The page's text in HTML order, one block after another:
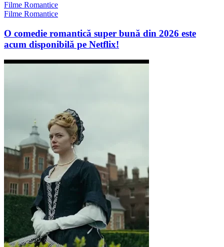
Filme Romantice
Filme Romantice
O comedie romantică super bună din 2026 este
acum disponibilă pe Netflix!